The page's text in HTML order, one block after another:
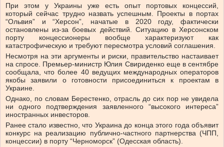
При этом у Украины уже есть опыт портовых концессий,
который сейчас трудно назвать успешным. Проекты в портах
“Ольвия” и “Херсон”, начатые в 2020 году, фактически
остановлены из-за боевых действий. Ситуацию в Херсонском
порту концессионеры вообще характеризуют как
катастрофическую и требуют пересмотра условий соглашения.
Несмотря на эти аргументы и риски, правительство настаивает
на спросе. Премьер-министр Юлия Свириденко еще в сентябре
сообщала, что более 40 ведущих международных операторов
якобы заявили о готовности присоединиться к проектам в
Украине.
Однако, по словам Берестенко, отрасль до сих пор не увидела
ни одного подтверждения заявленного “высокого интереса”
иностранных инвесторов.
Ранее стало известно, что Украина до конца этого года объявит
конкурс на реализацию публично-частного партнерства (ЧПП,
концессии) в порту “Черноморск” (Одесская область).